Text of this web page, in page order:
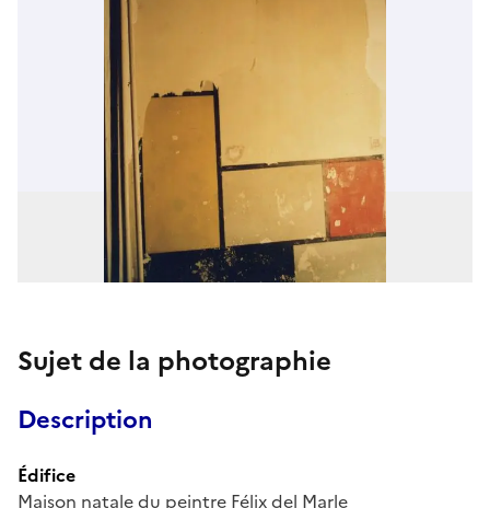
Sujet de la photographie
Description
Édifice
Maison natale du peintre Félix del Marle